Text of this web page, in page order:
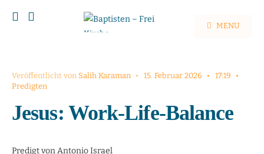
MENU
Veröffentlicht von Salih Karaman • 15. Februar 2026 • 17:19
•
Predigten
Jesus: Work-Life-Balance
Predigt von Antonio Israel